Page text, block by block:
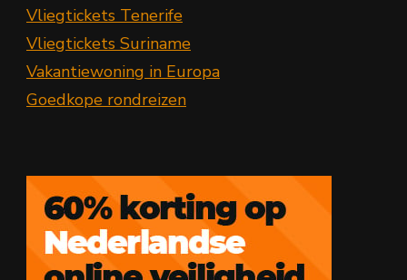
Vliegtickets Tenerife
Vliegtickets Suriname
Vakantiewoning in Europa
Goedkope rondreizen